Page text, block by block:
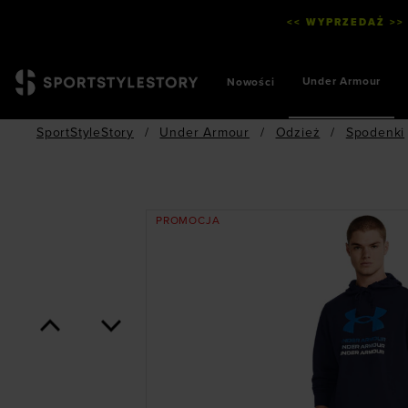
<< WYPRZEDAŻ
Nowości Under Armour
SportStyleStory / Under Armour / Odzież / Spodenki
PROMOCJA
< >